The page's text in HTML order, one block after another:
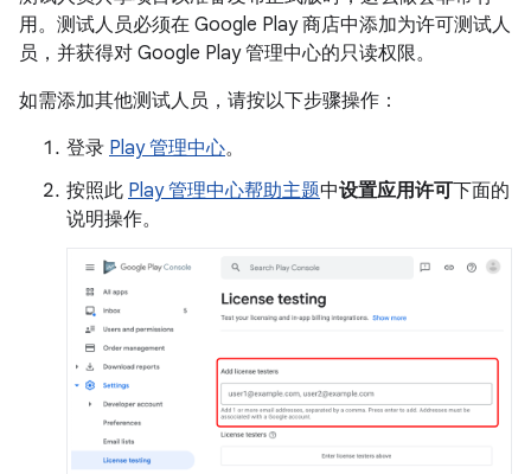
用。测试人员必须在 Google Play 商店中添加为许可测试人
员，并获得对 Google Play 管理中心的只读权限。
如需添加其他测试人员，请按以下步骤操作：
登录 Play 管理中心。
按照此 Play 管理中心帮助主题中设置应用许可下面的
说明操作。